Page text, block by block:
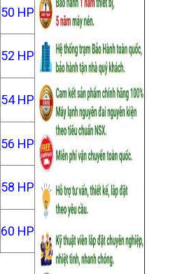
50 HP
52 HP
54 HP
56 HP
58 HP
60 HP